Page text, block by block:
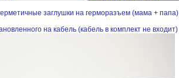
заглушки на герморазъем (мама + папа)
на кабель (кабель в комплект не входит)